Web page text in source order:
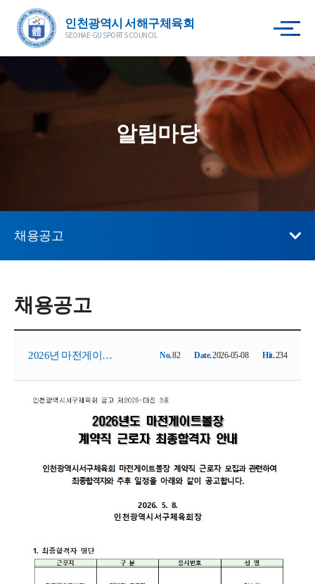
인천광역시 서해구체육회
SEOHAE-GU SPORTS COUNCIL
알림마당
채용공고
채용공고
2026년 마전게이트
볼장 계약직 근로자
No.82 Date.2026-05-08 Hit.234